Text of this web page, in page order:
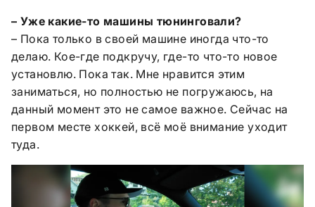
– Уже какие-то машины тюнинговали?
– Пока только в своей машине иногда что-то
делаю. Кое-где подкручу, где-то что-то новое
установлю. Пока так. Мне нравится этим
заниматься, но полностью не погружаюсь, на
данный момент это не самое важное. Сейчас на
первом месте хоккей, всё моё внимание уходит
туда.